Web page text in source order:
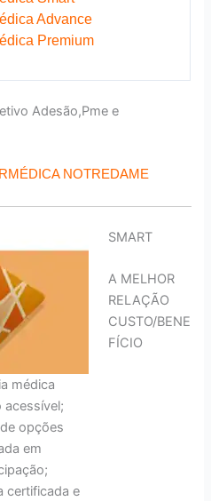
Advance
Premium
Adesão,Pme e
NOTREDAME
SMART
A MELHOR
RELAÇÃO
CUSTO/BENE
FÍCIO
médica
acessível;
opções
em
certificada e